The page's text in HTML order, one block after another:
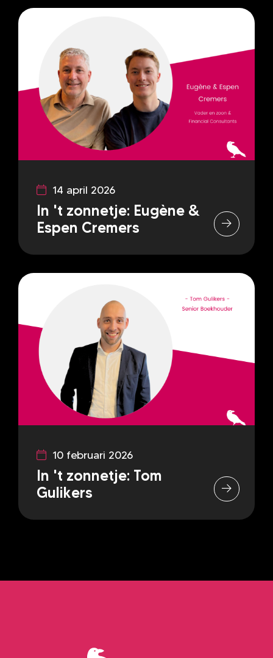
14 april 2026
In 't zonnetje: Eugène &
Espen Cremers
10 februari 2026
In 't zonnetje: Tom
Gulikers